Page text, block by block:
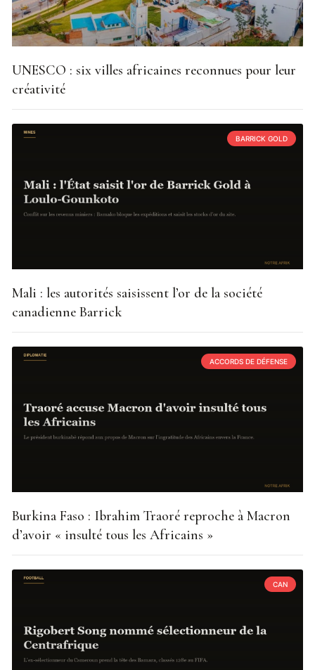
UNESCO : six villes africaines reconnues pour leur
créativité
BARRICK GOLD
Mali : les autorités saisissent l’or de la société
canadienne Barrick
ACCORDS DE DÉFENSE
Burkina Faso : Ibrahim Traoré reproche à Macron
d’avoir « insulté tous les Africains »
CAN